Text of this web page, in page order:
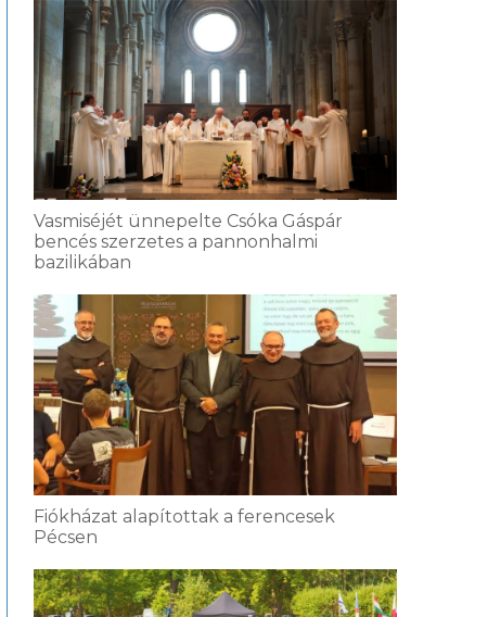
Vasmiséjét ünnepelte Csóka Gáspár
bencés szerzetes a pannonhalmi
bazilikában
Fiókházat alapítottak a ferencesek
Pécsen